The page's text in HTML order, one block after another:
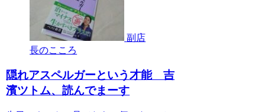
副店
長のこころ
隠れアスペルガーという才能 吉
濱ツトム、読んでまーす